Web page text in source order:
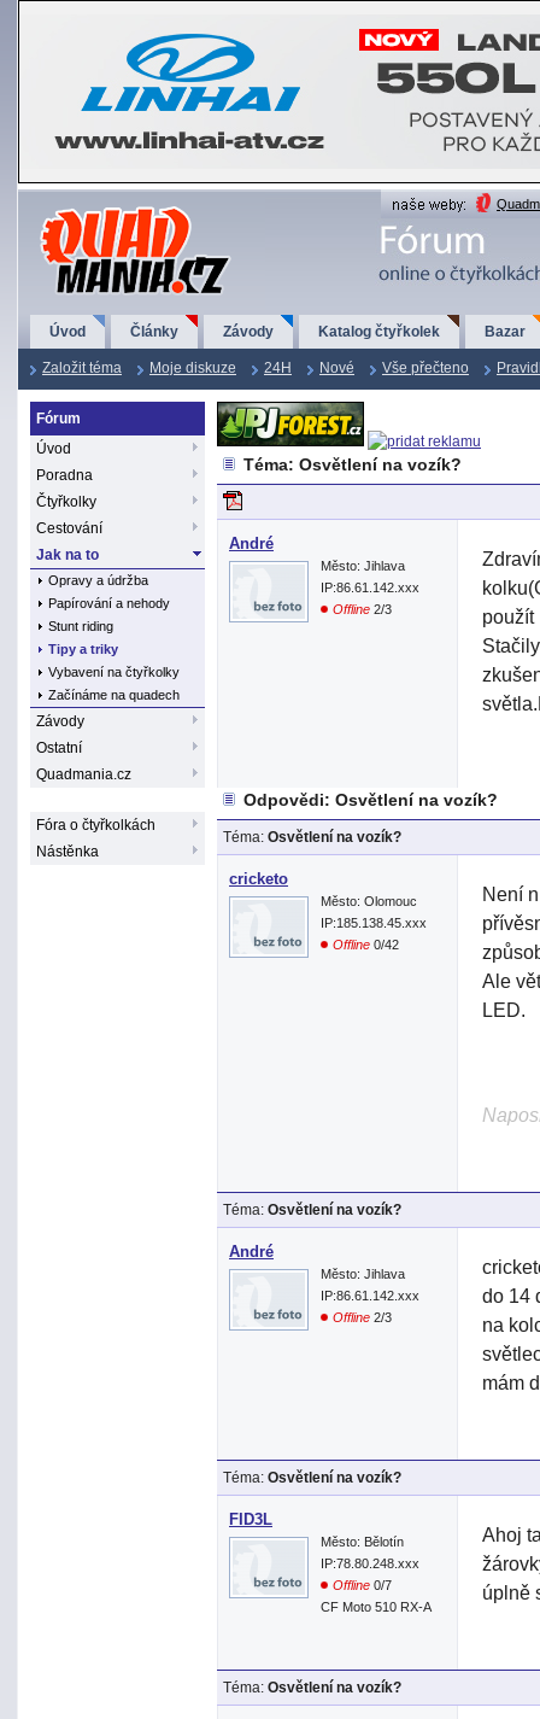
QuadMania.cz
Úvod Články Závody Katalog čtyřkolek Bazar
Založit téma Moje diskuze 24H Nové Vše přečteno
Fórum
Úvod
Poradna
Čtyřkolky
Cestování
Jak na to
Opravy a údržba
Papírování a nehody
Stunt riding
Tipy a triky
Vybavení na čtyřkolky
Začínáme na quadech
Závody
Ostatní
Quadmania.cz
Fóra o čtyřkolkách
Nástěnka
Téma: Osvětlení na vozík?
André
Město: Jihlava
IP:86.61.142.xxx
Offline 2/3
použít
Odpovědi: Osvětlení na vozík?
Téma: Osvětlení na vozík?
cricketo
Město: Olomouc
IP:185.138.45.xxx
Offline 0/42
Není
Ale
LED.
Téma: Osvětlení na vozík?
André
Město: Jihlava
IP:86.61.142.xxx
Offline 2/3
do 14
na
mám
Téma: Osvětlení na vozík?
FID3L
Město: Bělotín
IP:78.80.248.xxx
Offline 0/7
CF Moto 510 RX-A
Ahoj
úplně
Téma: Osvětlení na vozík?